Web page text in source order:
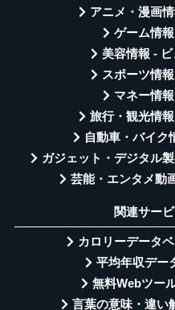
アニメ・漫画
ゲーム情
美容情報 -
スポーツ情
マネー情
旅行・観光情
自動車・バイク
ガジェット・デジタル
芸能・エンタメ動
関連サー
カロリーデータ
平均年収デー
無料Webツー
言葉の意味・違い